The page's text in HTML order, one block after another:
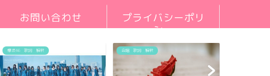
お問い合わせ
プライバシーポリ
シー
欅坂46 歌詞 解釈 合唱 歌詞 解釈